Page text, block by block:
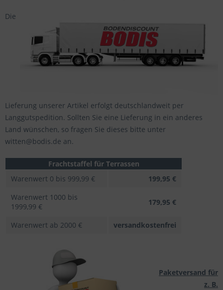
Die
Lieferung unserer Artikel erfolgt deutschlandweit per
Langgutspedition. Sollten Sie eine Lieferung in ein anderes
Land wünschen, so fragen Sie dieses bitte unter
witten@bodis.de an.
Frachtstaffel für Terrassen
Warenwert 0 bis 999,99 €
199,95 €
Warenwert 1000 bis
1999,99 €
179,95 €
Warenwert ab 2000 € versandkostenfrei
Paketversand für
z. B.